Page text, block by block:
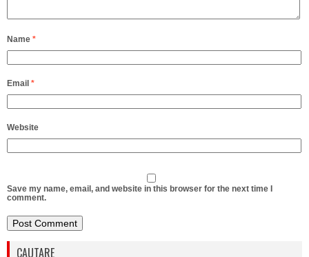
Name *
Email *
Website
Save my name, email, and website in this browser for the next time I
comment.
CAUTARE